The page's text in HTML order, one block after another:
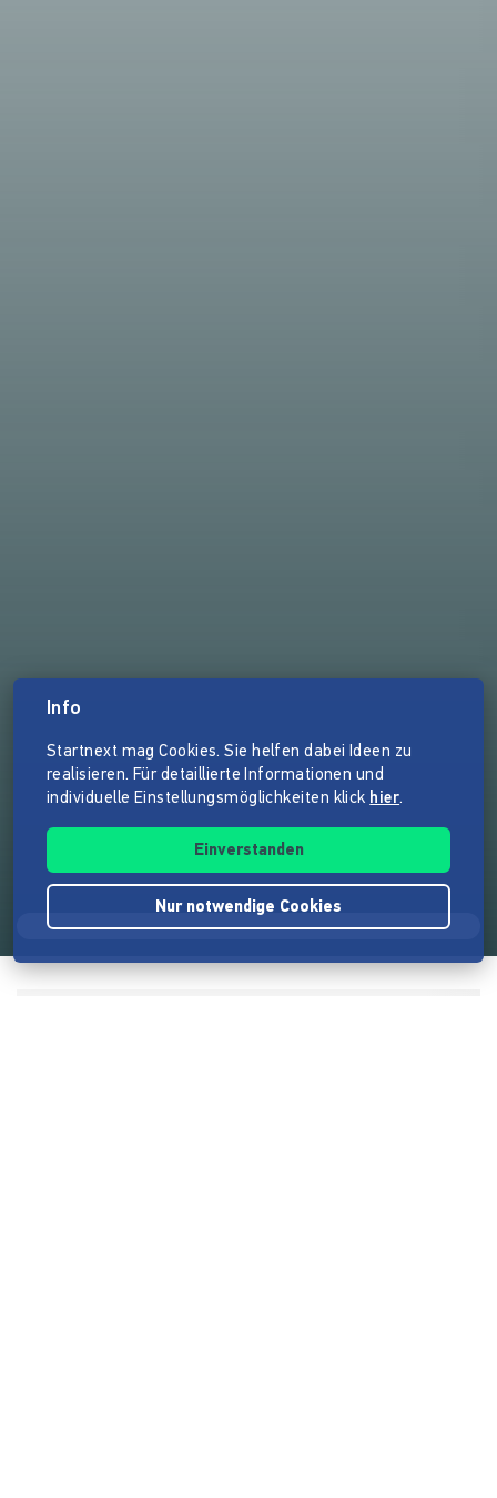
Info
Startnext mag Cookies. Sie helfen dabei Ideen zu
realisieren. Für detaillierte Informationen und
individuelle Einstellungsmöglichkeiten klick hier.
Einverstanden
Nur notwendige Cookies